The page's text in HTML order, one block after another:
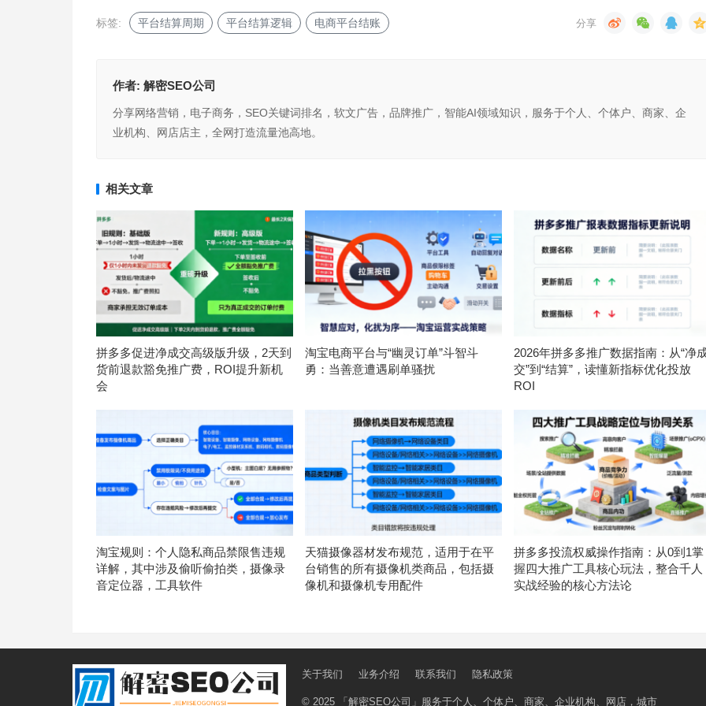
标签: 平台结算周期 平台结算逻辑 电商平台结账
作者: 解密SEO公司
分享网络营销，电子商务，SEO关键词排名，软文广告，品牌推广，智能AI领域知识，服务于个人、个体户、商家、企
业机构、网店店主，全网打造流量池高地。
相关文章
拼多多促进净成交高级版升级，2天到
货前退款豁免推广费，ROI提升新机
会
淘宝电商平台与“幽灵订单”斗智斗
勇：当善意遭遇刷单骚扰
2026年拼多多推广数据指南：从“净
交”到“结算”，读懂新指标优化投放
ROI
淘宝规则：个人隐私商品禁限售违规
详解，其中涉及偷听偷拍类，摄像录
音定位器，工具软件
天猫摄像器材发布规范，适用于在平
台销售的所有摄像机类商品，包括摄
像机和摄像机专用配件
拼多多投流权威操作指南：从0到1掌
握四大推广工具核心玩法，整合千人
实战经验的核心方法论
关于我们 业务介绍 联系我们 隐私政策
© 2025 「解密SEO公司」 服务于个人、个体户、商家、企业机构、网店，城市